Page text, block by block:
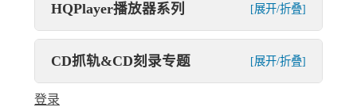
HQPlayer播放器系列 [展开/折叠]
CD抓轨&CD刻录专题 [展开/折叠]
登录